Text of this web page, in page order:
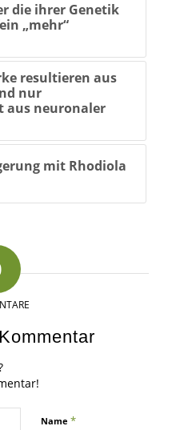
die ihrer Genetik
„mehr“
resultieren aus
nur
aus neuronaler
mit Rhodiola
Name *